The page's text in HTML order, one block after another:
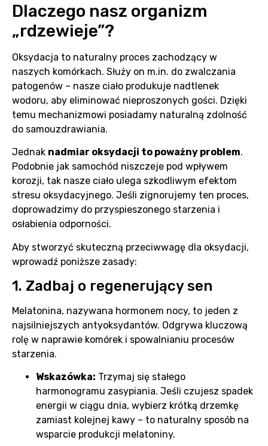
Dlaczego nasz organizm
„rdzewieje”?
Oksydacja to naturalny proces zachodzący w
naszych komórkach. Służy on m.in. do zwalczania
patogenów – nasze ciało produkuje nadtlenek
wodoru, aby eliminować nieproszonych gości. Dzięki
temu mechanizmowi posiadamy naturalną zdolność
do samouzdrawiania.
Jednak nadmiar oksydacji to poważny problem.
Podobnie jak samochód niszczeje pod wpływem
korozji, tak nasze ciało ulega szkodliwym efektom
stresu oksydacyjnego. Jeśli zignorujemy ten proces,
doprowadzimy do przyspieszonego starzenia i
osłabienia odporności.
Aby stworzyć skuteczną przeciwwagę dla oksydacji,
wprowadź poniższe zasady:
1. Zadbaj o regenerujący sen
Melatonina, nazywana hormonem nocy, to jeden z
najsilniejszych antyoksydantów. Odgrywa kluczową
rolę w naprawie komórek i spowalnianiu procesów
starzenia.
Wskazówka: Trzymaj się stałego
harmonogramu zasypiania. Jeśli czujesz spadek
energii w ciągu dnia, wybierz krótką drzemkę
zamiast kolejnej kawy – to naturalny sposób na
wsparcie produkcji melatoniny.